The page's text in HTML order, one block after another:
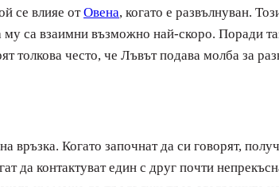
се влияе отОвена, когато е развълнуван.
му са взаимни възможно най-скоро. Поради
толкова често, че Лъвът подава молба за
връзка. Когато започнат да си говорят,
да контактуват един с друг почти